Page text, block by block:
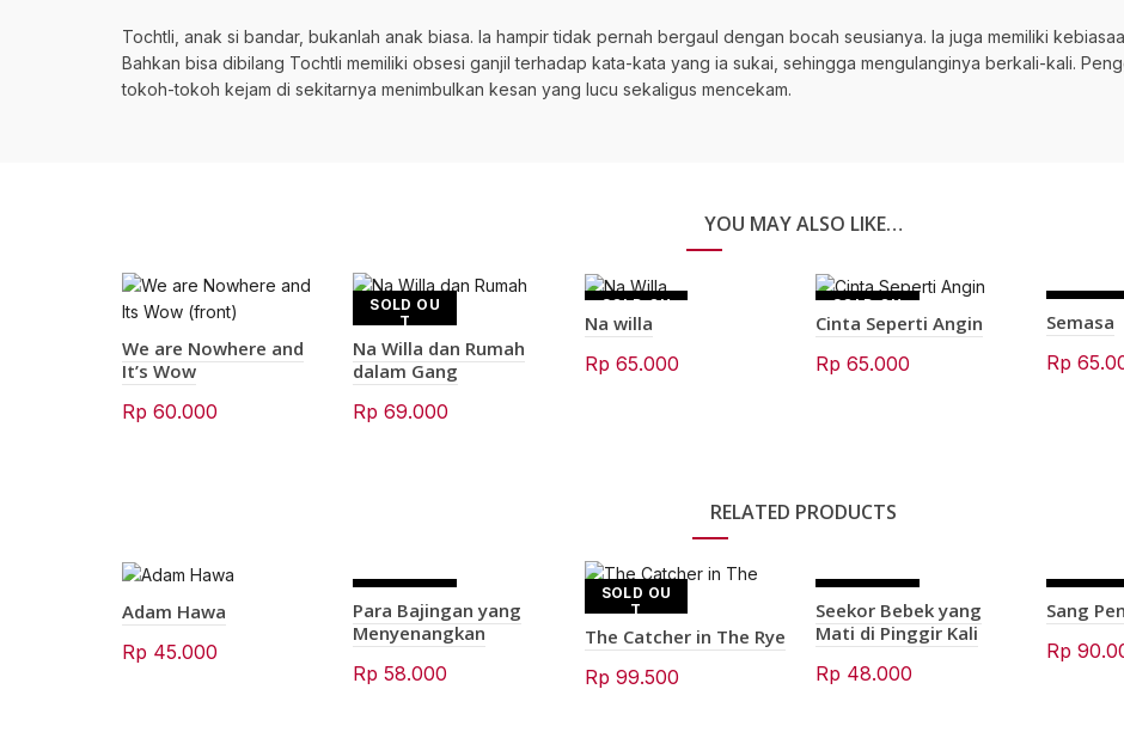
Tochtli, anak si bandar, bukanlah anak biasa. Ia hampir tidak pernah bergaul dengan bocah seusianya. Ia juga memiliki
Bahkan bisa dibilang Tochtli memiliki obsesi ganjil terhadap kata-kata yang ia sukai, sehingga mengulanginya berkali-kali.
tokoh-tokoh kejam di sekitarnya menimbulkan kesan yang lucu sekaligus mencekam.
YOU MAY ALSO LIKE…
We are Nowhere and
It’s Wow
Rp 60.000
SOLD OU
T
Na Willa dan Rumah
dalam Gang
Rp 69.000
SOLD OU
T
Na willa
Rp 65.000
SOLD OU
T
Cinta Seperti Angin
Rp 65.000
SOLD
T
Semasa
Rp
RELATED PRODUCTS
Adam Hawa
Rp 45.000
SOLD OU
T
Para Bajingan yang
Menyenangkan
Rp 58.000
SOLD OU
T
The Catcher in The Rye
Rp 99.500
SOLD OU
T
Seekor Bebek yang
Mati di Pinggir Kali
Rp 48.000
SOLD
T
Sang
Rp